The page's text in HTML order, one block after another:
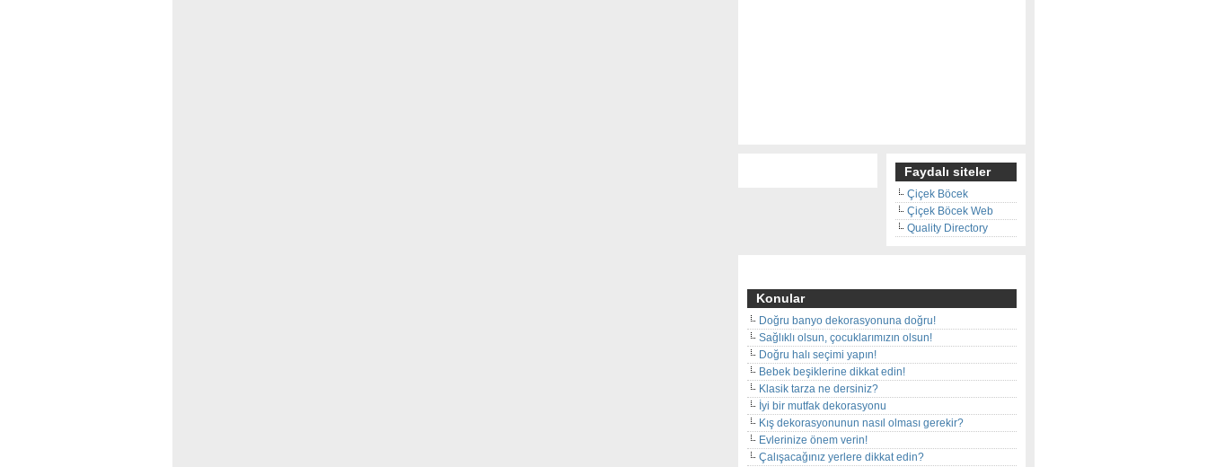
Faydalı siteler
Çiçek Böcek
Çiçek Böcek Web
Quality Directory
Konular
Doğru banyo dekorasyonuna doğru!
Sağlıklı olsun, çocuklarımızın olsun!
Doğru halı seçimi yapın!
Bebek beşiklerine dikkat edin!
Klasik tarza ne dersiniz?
İyi bir mutfak dekorasyonu
Kış dekorasyonunun nasıl olması gerekir?
Evlerinize önem verin!
Çalışacağınız yerlere dikkat edin?